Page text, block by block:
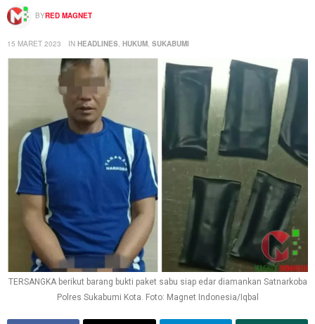
BYRED MAGNET
15 MARET 2023 IN HEADLINES HUKUM SUKABUMI
TERSANGKA berikut barang bukti paket sabu siap edar diamankan Satnarkoba
Polres Sukabumi Kota. Foto: Magnet Indonesia/Iqbal